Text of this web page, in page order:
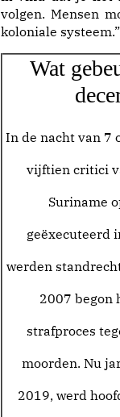
volgen. Mensen
koloniale systeem.”
Wat
In de nacht van 7
vijftien critici
Suriname
geëxecuteerd
werden
2007 begon
strafproces
moorden. Nu
2019, werd